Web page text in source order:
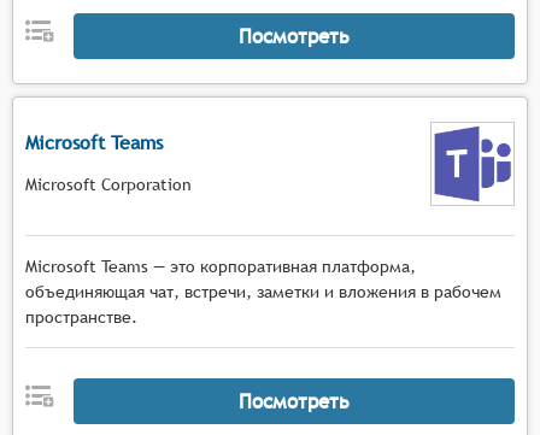
Посмотреть
Microsoft Teams
Microsoft Corporation
Microsoft Teams — это корпоративная платформа,
объединяющая чат, встречи, заметки и вложения в рабочем
пространстве.
Посмотреть